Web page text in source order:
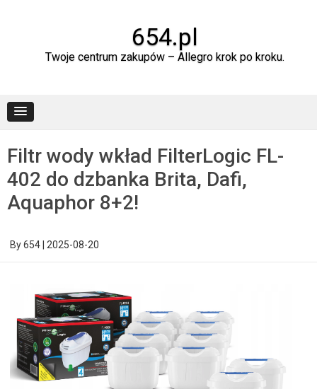
654.pl
Twoje centrum zakupów – Allegro krok po kroku.
Filtr wody wkład FilterLogic FL-
402 do dzbanka Brita, Dafi,
Aquaphor 8+2!
By654 2025-08-20